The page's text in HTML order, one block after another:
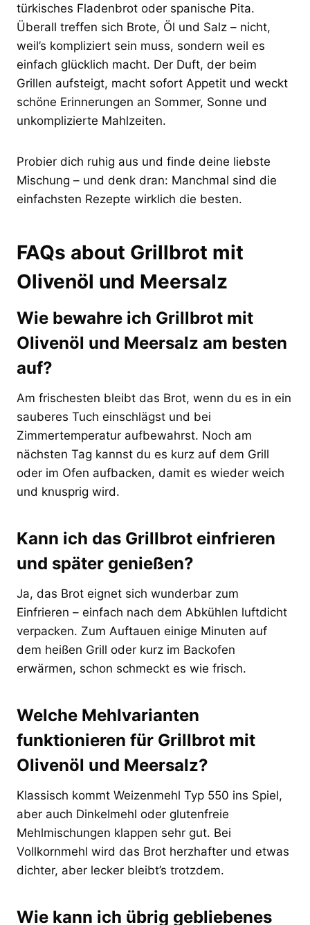
türkisches Fladenbrot oder spanische Pita.
Überall treffen sich Brote, Öl und Salz – nicht,
weil’s kompliziert sein muss, sondern weil es
einfach glücklich macht. Der Duft, der beim
Grillen aufsteigt, macht sofort Appetit und weckt
schöne Erinnerungen an Sommer, Sonne und
unkomplizierte Mahlzeiten.
Probier dich ruhig aus und finde deine liebste
Mischung – und denk dran: Manchmal sind die
einfachsten Rezepte wirklich die besten.
FAQs about Grillbrot mit
Olivenöl und Meersalz
Wie bewahre ich Grillbrot mit
Olivenöl und Meersalz am besten
auf?
Am frischesten bleibt das Brot, wenn du es in ein
sauberes Tuch einschlägst und bei
Zimmertemperatur aufbewahrst. Noch am
nächsten Tag kannst du es kurz auf dem Grill
oder im Ofen aufbacken, damit es wieder weich
und knusprig wird.
Kann ich das Grillbrot einfrieren
und später genießen?
Ja, das Brot eignet sich wunderbar zum
Einfrieren – einfach nach dem Abkühlen luftdicht
verpacken. Zum Auftauen einige Minuten auf
dem heißen Grill oder kurz im Backofen
erwärmen, schon schmeckt es wie frisch.
Welche Mehlvarianten
funktionieren für Grillbrot mit
Olivenöl und Meersalz?
Klassisch kommt Weizenmehl Typ 550 ins Spiel,
aber auch Dinkelmehl oder glutenfreie
Mehlmischungen klappen sehr gut. Bei
Vollkornmehl wird das Brot herzhafter und etwas
dichter, aber lecker bleibt’s trotzdem.
Wie kann ich übrig gebliebenes